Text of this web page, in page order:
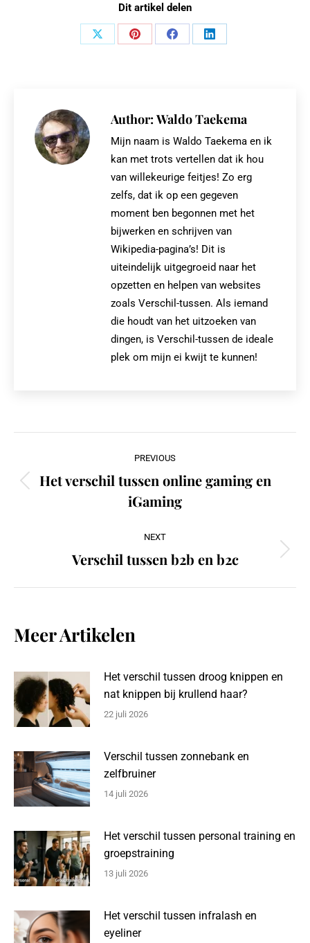
Dit artikel delen
Share
Share
Share
Share
Author: Waldo Taekema
Mijn naam is Waldo Taekema en ik
kan met trots vertellen dat ik hou
van willekeurige feitjes! Zo erg
zelfs, dat ik op een gegeven
moment ben begonnen met het
bijwerken en schrijven van
Wikipedia-pagina’s! Dit is
uiteindelijk uitgegroeid naar het
opzetten en helpen van websites
zoals Verschil-tussen. Als iemand
die houdt van het uitzoeken van
dingen, is Verschil-tussen de ideale
plek om mijn ei kwijt te kunnen!
navigation
PREVIOUS
Previous
post:
Het verschil tussen online gaming en
iGaming
NEXT
Next
Verschil tussen b2b en b2c
Meer Artikelen
Het verschil tussen droog knippen en
nat knippen bij krullend haar?
22 juli 2026
Verschil tussen zonnebank en
zelfbruiner
14 juli 2026
Het verschil tussen personal training en
groepstraining
13 juli 2026
Het verschil tussen infralash en
eyeliner